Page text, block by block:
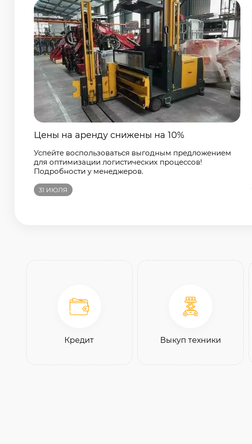
Цены на аренду снижены на 10%
Успейте воспользоваться выгодным предложением
для оптимизации логистических процессов!
Подробности у менеджеров.
31 ИЮЛЯ
Кредит Выкуп техники